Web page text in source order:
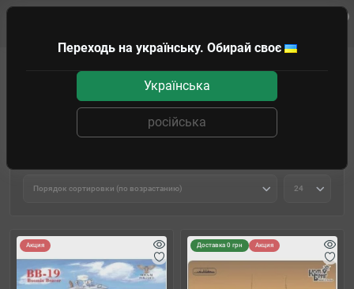
Фильтр товаров
Акция Доставка 0 грн Акция
Переходь на українську. Обирай своє
Українська
російська